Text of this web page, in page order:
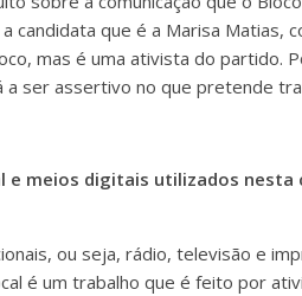
candidata que é a Marisa Matias,
mas é uma ativista do partido.
a ser assertivo no que pretende
meios digitais utilizados nesta
ou seja, rádio, televisão e
é um trabalho que é feito por